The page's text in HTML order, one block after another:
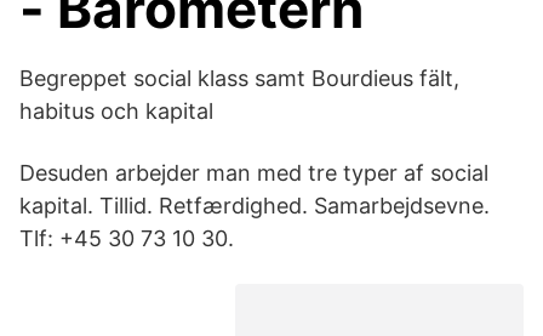
Begreppet social klass samt Bourdieus fält,
habitus och kapital
Desuden arbejder man med tre typer af social
kapital. Tillid. Retfærdighed. Samarbejdsevne.
Tlf: +45 30 73 10 30.